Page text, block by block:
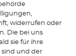
widerrufen oder
Die bei uns
sie für ihre
und der